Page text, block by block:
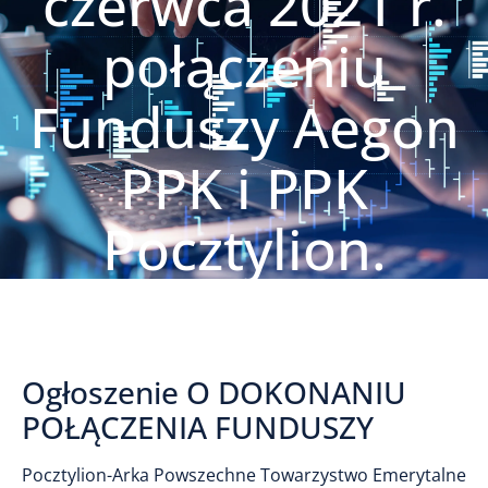
połączeniu
Funduszy Aegon
PPK i PPK
Pocztylion.
Ogłoszenie O DOKONANIU
POŁĄCZENIA FUNDUSZY
Pocztylion-Arka Powszechne Towarzystwo Emerytalne